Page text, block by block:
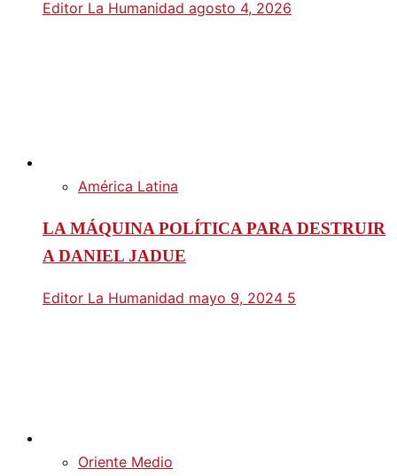
Editor La Humanidad agosto 4, 2026
América Latina
LA MÁQUINA POLÍTICA PARA DESTRUIR
A DANIEL JADUE
Editor La Humanidad mayo 9, 2024 5
Oriente Medio